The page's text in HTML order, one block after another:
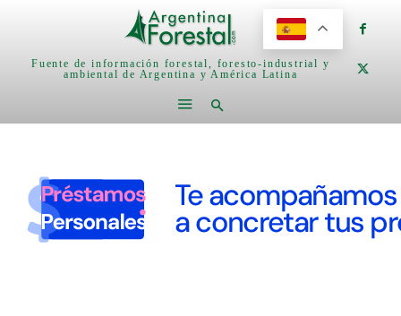
Fuente de información forestal, foresto-industrial y
ambiental de Argentina y América Latina